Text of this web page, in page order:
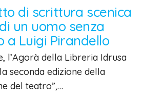
di scrittura scenica
un uomo senza
a Luigi Pirandello
l’Agorà della Libreria Idrusa
seconda edizione della
del teatro”,…